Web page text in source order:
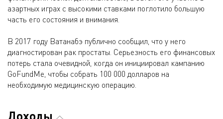
азартных играх с высокими ставками поглотило большую
часть его состояния и внимания.
В 2017 году Ватанабэ публично сообщил, что у него
диагностирован рак простаты. Серьезность его финансовых
потерь стала очевидной, когда он инициировал кампанию
GoFundMe, чтобы собрать 100 000 долларов на
необходимую медицинскую операцию.
Доходы